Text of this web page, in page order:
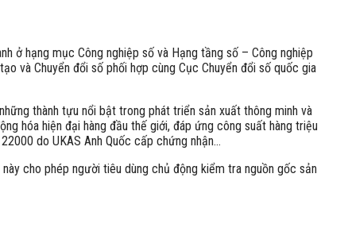
ở hạng mục Công nghiệp số và Hạng tầng số – Công nghiệp
và Chuyển đổi số phối hợp cùng Cục Chuyển đổi số quốc gia
thành tựu nổi bật trong phát triển sản xuất thông minh và
hóa hiện đại hàng đầu thế giới, đáp ứng công suất hàng triệu
do UKAS Anh Quốc cấp chứng nhận…
cho phép người tiêu dùng chủ động kiểm tra nguồn gốc sản